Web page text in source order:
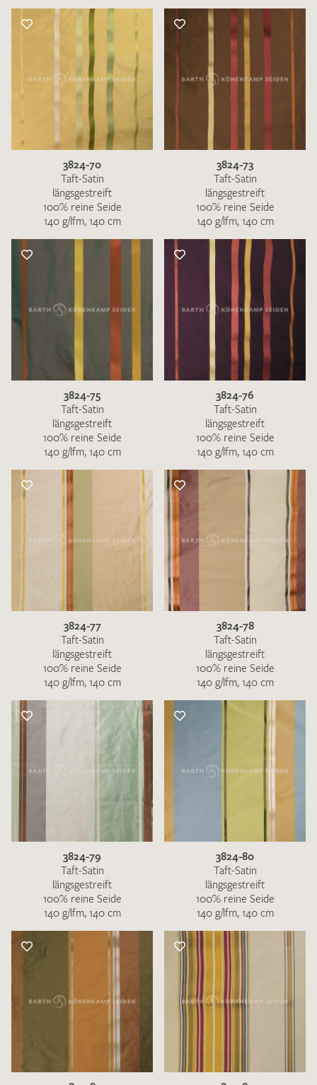
MUSTERANFRAGE SENDEN
3824-70
Taft-Satin
längsgestreift
100% reine Seide
140 g/lfm, 140 cm
3824-73
Taft-Satin
längsgestreift
100% reine Seide
140 g/lfm, 140 cm
3824-75
Taft-Satin
längsgestreift
100% reine Seide
140 g/lfm, 140 cm
3824-76
Taft-Satin
längsgestreift
100% reine Seide
140 g/lfm, 140 cm
3824-77
Taft-Satin
längsgestreift
100% reine Seide
140 g/lfm, 140 cm
3824-78
Taft-Satin
längsgestreift
100% reine Seide
140 g/lfm, 140 cm
3824-79
Taft-Satin
längsgestreift
100% reine Seide
140 g/lfm, 140 cm
3824-80
Taft-Satin
längsgestreift
100% reine Seide
140 g/lfm, 140 cm